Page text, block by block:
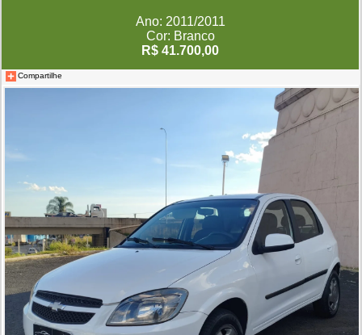
Ano: 2011/2011
Cor: Branco
R$ 41.700,00
Compartilhe